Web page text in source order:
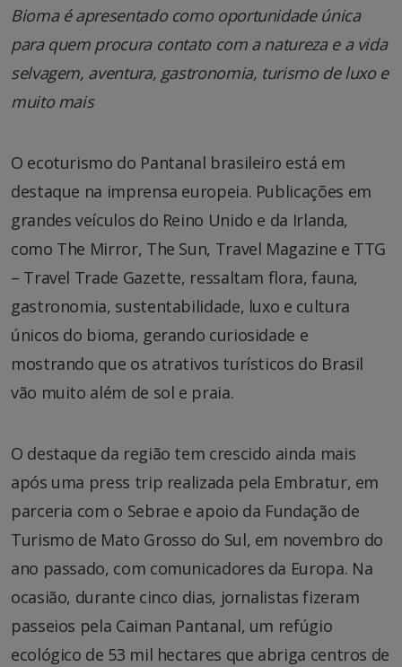
Bioma é apresentado como oportunidade única
para quem procura contato com a natureza e a vida
selvagem, aventura, gastronomia, turismo de luxo e
muito mais
O ecoturismo do Pantanal brasileiro está em
destaque na imprensa europeia. Publicações em
grandes veículos do Reino Unido e da Irlanda,
como The Mirror, The Sun, Travel Magazine e TTG
– Travel Trade Gazette, ressaltam flora, fauna,
gastronomia, sustentabilidade, luxo e cultura
únicos do bioma, gerando curiosidade e
mostrando que os atrativos turísticos do Brasil
vão muito além de sol e praia.
O destaque da região tem crescido ainda mais
após uma press trip realizada pela Embratur, em
parceria com o Sebrae e apoio da Fundação de
Turismo de Mato Grosso do Sul, em novembro do
ano passado, com comunicadores da Europa. Na
ocasião, durante cinco dias, jornalistas fizeram
passeios pela Caiman Pantanal, um refúgio
ecológico de 53 mil hectares que abriga centros de